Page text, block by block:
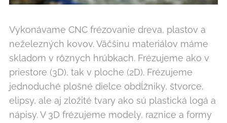
Vykonávame CNC frézovanie dreva, plastov a
neželezných kovov. Väčšinu materiálov máme
skladom v rôznych hrúbkach. Frézujeme ako v
priestore (3D), tak v ploche (2D). Frézujeme
jednoduché plošné dielce obdĺžniky, štvorce,
elipsy, ale aj zložité tvary ako sú plastická logá a
nápisy. V 3D frézujeme modely, raznice a formy